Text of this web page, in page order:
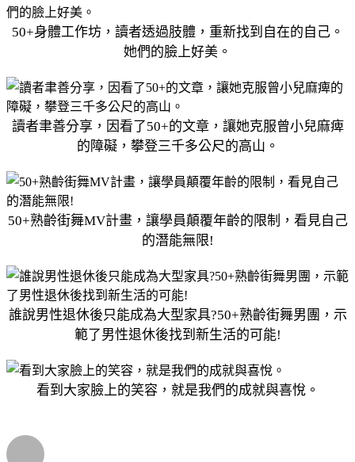
50+身體工作坊，讀者透過肢體，重新找到自在的自己。
她們的臉上好美。
讀者聿善分享，因看了50+的文章，讓她克服曾小兒麻痺
的障礙，攀登三千多公尺的高山。
50+熟齡街舞MV計畫，讓學員顛覆年齡的限制，看見自己
的潛能無限!
誰說男性退休後只能成為大型家具?50+熟齡街舞男團，示
範了男性退休後找到新生活的可能!
看到大家臉上的笑容，就是我們的成就與喜悅。